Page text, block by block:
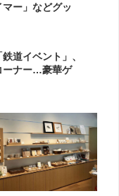
マー」などグッ
道イベント」、
ーナー…豪華ゲ